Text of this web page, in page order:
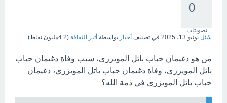
0
تصويتات
سُئل يونيو 13، 2025 في تصنيف أخبار بواسطة أثير الثقافة (4.2مليون نقاط)
من هو دغيمان حباب باتل المويزري، سبب وفاة دغيمان حباب
باتل المويزري، وفاة دغيمان حباب باتل المويزري، دغيمان
حباب باتل المويزري في ذمة الله؟